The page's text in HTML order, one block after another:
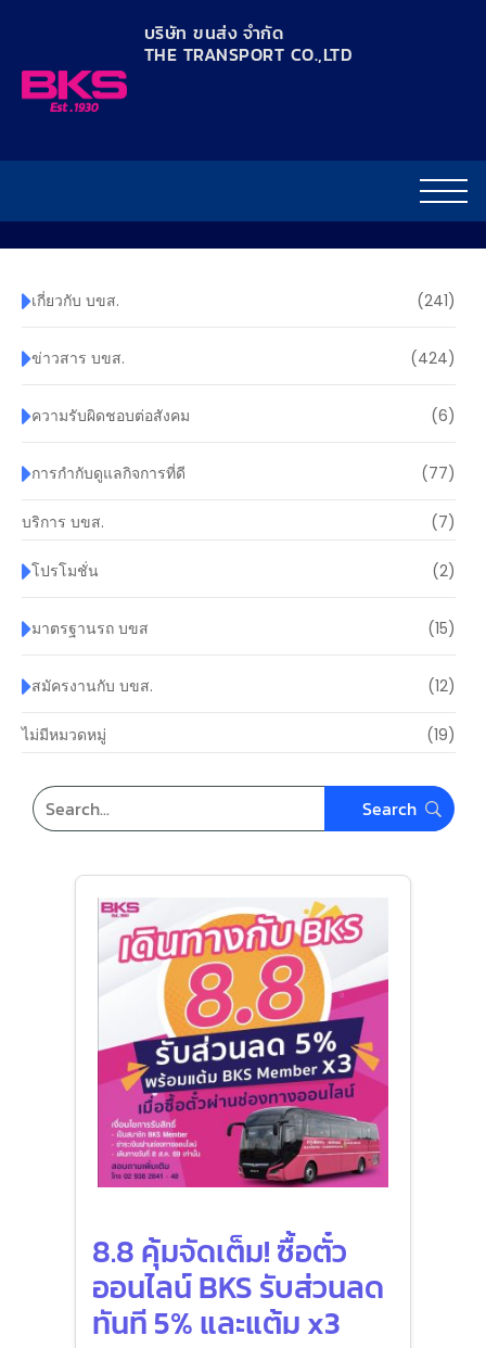
บริษัท ขนส่ง จำกัด
THE TRANSPORT CO.,LTD​
เกี่ยวกับ บขส. (241)
ข่าวสาร บขส. (424)
ความรับผิดชอบต่อสังคม (6)
การกำกับดูแลกิจการที่ดี (77)
บริการ บขส. (7)
โปรโมชั่น (2)
มาตรฐานรถ บขส (15)
สมัครงานกับ บขส. (12)
ไม่มีหมวดหมู่ (19)
8.8 คุ้มจัดเต็ม! ซื้อตั๋ว
ออนไลน์ BKS รับส่วนลด
ทันที 5% และแต้ม x3